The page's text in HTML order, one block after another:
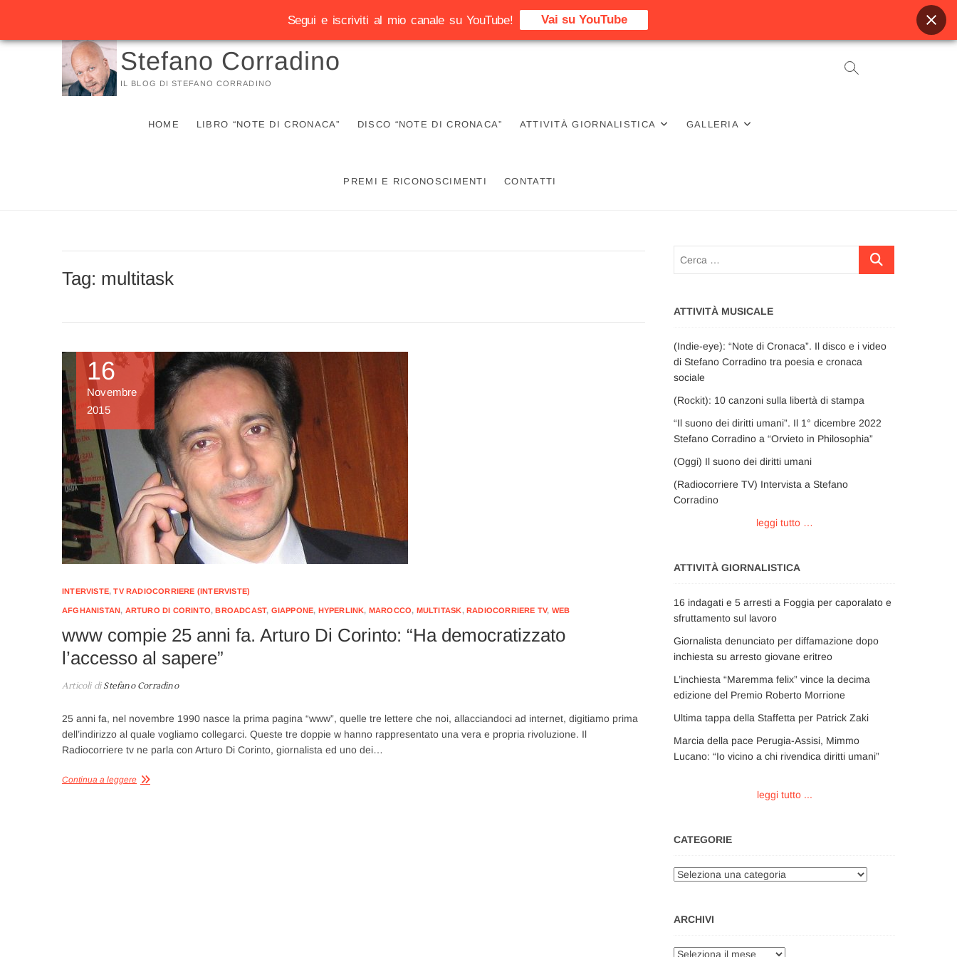
Vai
Stefano Corradino
IL BLOG DI STEFANO CORRADINO
HOME LIBRO “NOTE DI CRONACA” DISCO “NOTE DI CRONACA” ATTIVITÀ GIORNALISTICA GALLERIA
PREMI E RICONOSCIMENTI CONTATTI
Tag: multitask
16
Novembre
2015
INTERVISTE,TV RADIOCORRIERE (INTERVISTE)
AFGHANISTAN, ARTURO DI CORINTO,BROADCAST, GIAPPONE, HYPERLINK, MAROCCO, MULTITASK, RADIOCORRIERE TV, WEB
www compie 25 anni fa. Arturo Di Corinto: “Ha democratizzato
l’accesso al sapere”
Articoli diStefano Corradino
25 anni fa, nel novembre 1990 nasce la prima pagina “www”, quelle tre lettere che noi, allacciandoci ad internet, digitiamo prima
dell’indirizzo al quale vogliamo collegarci. Queste tre doppie w hanno rappresentato una vera e propria rivoluzione. Il
Radiocorriere tv ne parla con Arturo Di Corinto, giornalista ed uno dei…
Continua a leggere
Cerca
ATTIVITÀ MUSICALE
(Indie-eye): “Note di Cronaca”. Il disco e i video
di Stefano Corradino tra poesia e cronaca
sociale
(Rockit): 10 canzoni sulla libertà di stampa
“Il suono dei diritti umani”. Il 1° dicembre 2022
Stefano Corradino a “Orvieto in Philosophia”
(Oggi) Il suono dei diritti umani
(Radiocorriere TV) Intervista a Stefano
Corradino
leggi tutto …
ATTIVITÀ GIORNALISTICA
16 indagati e 5 arresti a Foggia per caporalato e
sfruttamento sul lavoro
Giornalista denunciato per diffamazione dopo
inchiesta su arresto giovane eritreo
L’inchiesta “Maremma felix” vince la decima
edizione del Premio Roberto Morrione
Ultima tappa della Staffetta per Patrick Zaki
Marcia della pace Perugia-Assisi, Mimmo
Lucano: “Io vicino a chi rivendica diritti umani”
leggi tutto ...
CATEGORIE
Categorie
ARCHIVI
Archivi
Segui e iscriviti al mio canale su YouTube! Vai su YouTube